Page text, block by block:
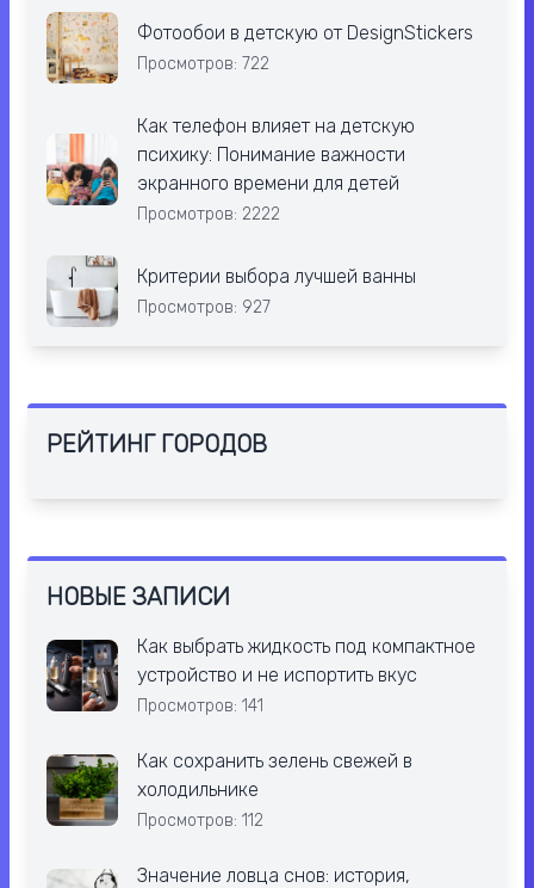
Фотообои в детскую от DesignStickers
Просмотров: 722
Как телефон влияет на детскую
психику: Понимание важности
экранного времени для детей
Просмотров: 2222
Критерии выбора лучшей ванны
Просмотров: 927
РЕЙТИНГ ГОРОДОВ
НОВЫЕ ЗАПИСИ
Как выбрать жидкость под компактное
устройство и не испортить вкус
Просмотров: 141
Как сохранить зелень свежей в
холодильнике
Просмотров: 112
Значение ловца снов: история,